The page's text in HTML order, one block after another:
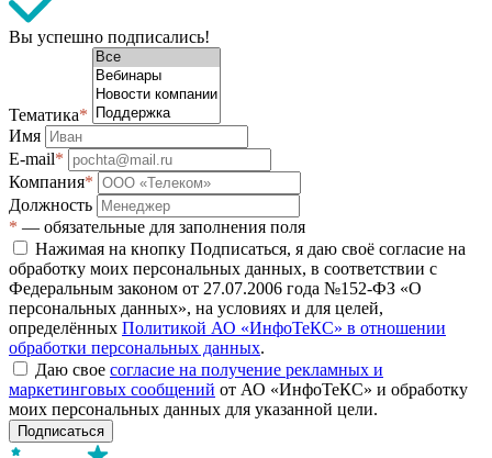
Вы успешно подписались!
Тематика*
Имя
E-mail*
Компания*
Должность
* — обязательные для заполнения поля
Нажимая на кнопку Подписаться, я даю своё согласие на
обработку моих персональных данных, в соответствии с
Федеральным законом от 27.07.2006 года №152-ФЗ «О
персональных данных», на условиях и для целей,
определённых Политикой АО «ИнфоТеКС» в отношении
обработки персональных данных.
Даю свое согласие на получение рекламных и
маркетинговых сообщений от АО «ИнфоТеКС» и обработку
моих персональных данных для указанной цели.
Подписаться